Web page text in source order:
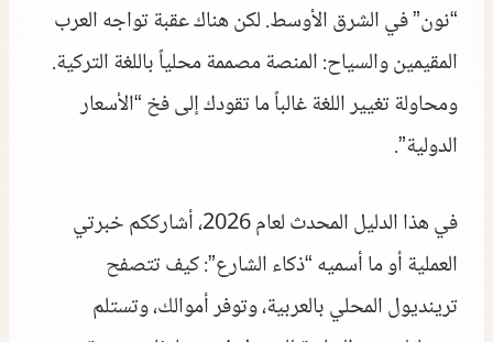
“نون” في الشرق الأوسط. لكن هناك عقبة تواجه العرب
المقيمين والسياح: المنصة مصممة محلياً باللغة التركية.
ومحاولة تغيير اللغة غالباً ما تقودك إلى فخ “الأسعار
الدولية”.
في هذا الدليل المحدث لعام 2026، أشارككم خبرتي
العملية أو ما أسميه “ذكاء الشارع”: كيف تتصفح
ترينديول المحلي بالعربية، وتوفر أموالك، وتستلم